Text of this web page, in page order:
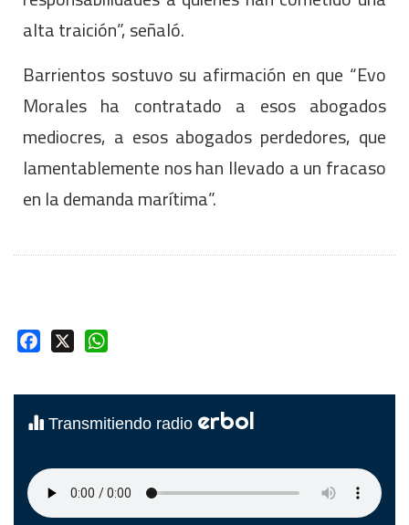
alta traición”, señaló.
Barrientos sostuvo su afirmación en que “Evo
Morales ha contratado a esos abogados
mediocres, a esos abogados perdedores, que
lamentablemente nos han llevado a un fracaso
en la demanda marítima”.
Facebook
Transmitiendo radio erbol